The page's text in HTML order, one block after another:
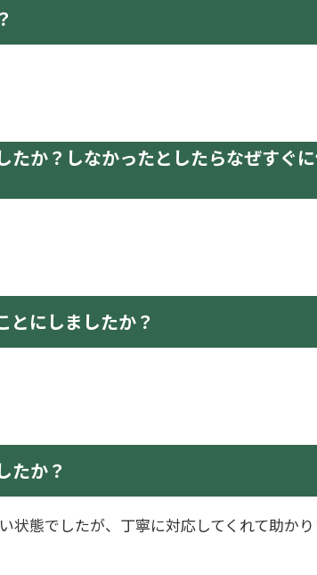
か？しなかったとしたらなぜすぐ
とにしましたか？
たか？
態でしたが、丁寧に対応してくれて助か